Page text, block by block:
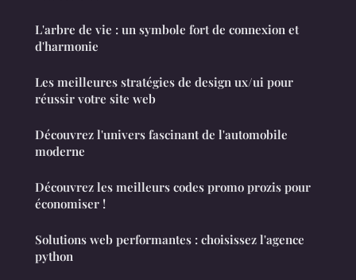
L'arbre de vie : un symbole fort de connexion et
d'harmonie
Les meilleures stratégies de design ux/ui pour
réussir votre site web
Découvrez l'univers fascinant de l'automobile
moderne
Découvrez les meilleurs codes promo prozis pour
économiser !
Solutions web performantes : choisissez l'agence
python